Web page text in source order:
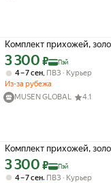
Комплект прихожей,
Цена с картой Яндекс Пэй
3 300 ₽ Пэй
4 – 7 сен ПВЗ
Курьер
Из-за рубежа
MUSEN GLOBAL
4.1
Комплект прихожей,
Цена с картой Яндекс Пэй
3 300 ₽ Пэй
4 – 7 сен, ПВЗ
Курьер